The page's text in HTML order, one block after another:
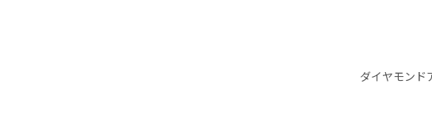
ダイヤモンド